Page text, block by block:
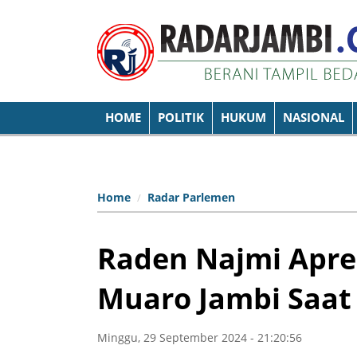
HOME POLITIK HUKUM NASIONAL
Home Radar Parlemen
Raden Najmi
Muaro Jambi
Minggu, 29 September 2024 - 21:20:56